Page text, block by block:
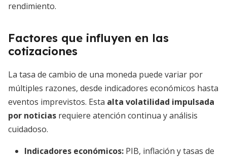
rendimiento.
Factores que influyen en las
cotizaciones
La tasa de cambio de una moneda puede variar por
múltiples razones, desde indicadores económicos hasta
eventos imprevistos. Esta alta volatilidad impulsada
por noticias requiere atención continua y análisis
cuidadoso.
Indicadores económicos: PIB, inflación y tasas de